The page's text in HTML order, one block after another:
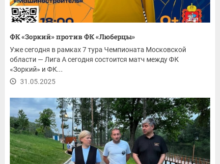
ФК «Зоркий» против ФК «Люберцы»
Уже сегодня в рамках 7 тура Чемпионата Московской
области — Лига А сегодня состоится матч между ФК
«Зоркий» и ФК...
31.05.2025